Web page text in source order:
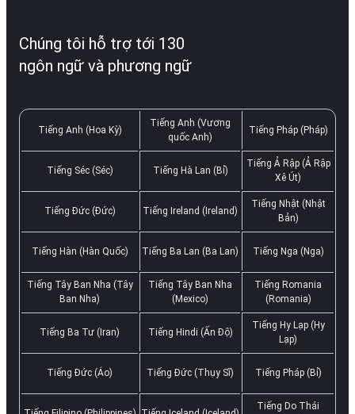
Chúng tôi hỗ trợ tới 130
ngôn ngữ và phương ngữ
Tiếng Anh (Hoa Kỳ)
Tiếng Anh (Vương
quốc Anh)
Tiếng Pháp (Pháp)
Tiếng Séc (Séc) Tiếng Hà Lan (Bỉ)
Tiếng Ả Rập (Ả Rập
Xê Út)
Tiếng Đức (Đức) Tiếng Ireland (Ireland)
Tiếng Nhật (Nhật
Bản)
Tiếng Hàn (Hàn Quốc) Tiếng Ba Lan (Ba Lan) Tiếng Nga (Nga)
Tiếng Tây Ban Nha (Tây
Ban Nha)
Tiếng Tây Ban Nha
(Mexico)
Tiếng Romania
(Romania)
Tiếng Ba Tư (Iran) Tiếng Hindi (Ấn Độ)
Tiếng Hy Lạp (Hy
Lạp)
Tiếng Đức (Áo) Tiếng Đức (Thụy Sĩ) Tiếng Pháp (Bỉ)
Tiếng Do Thái